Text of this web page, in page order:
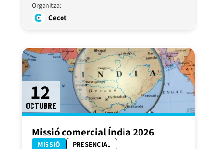
Organitza:
Cecot
12
OCTUBRE
Missió comercial Índia 2026
MISSIÓ PRESENCIAL